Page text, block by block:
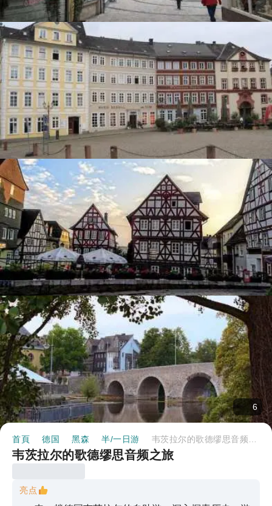
6
首頁 德国 黑森 半/一日游
韦茨拉尔的歌德缪思音频之旅
亮点